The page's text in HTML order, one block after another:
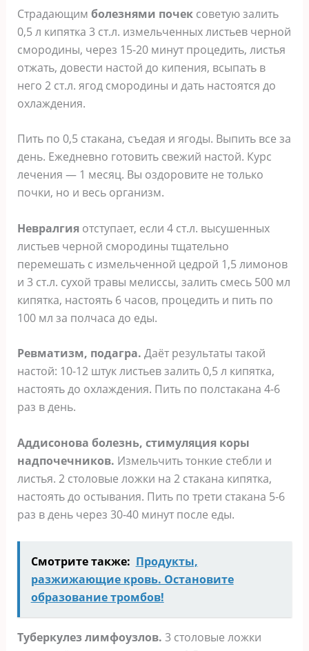
Страдающим болезнями почексоветую залить
0,5 л кипятка 3 ст.л. измельченных листьев черной
смородины, через 15-20 минут процедить, листья
отжать, довести настой до кипения, всыпать в
него 2 ст.л. ягод смородины и дать настоятся до
охлаждения.
Пить по 0,5 стакана, съедая и ягоды. Выпить все за
день. Ежедневно готовить свежий настой. Курс
лечения — 1 месяц. Вы оздоровите не только
почки, но и весь организм.
Невралгияотступает, если 4 ст.л. высушенных
листьев черной смородины тщательно
перемешать с измельченной цедрой 1,5 лимонов
и 3 ст.л. сухой травы мелиссы, залить смесь 500 мл
кипятка, настоять 6 часов, процедить и пить по
100 мл за полчаса до еды.
Ревматизм, подагра. Даёт результаты такой
настой: 10-12 штук листьев залить 0,5 л кипятка,
настоять до охлаждения. Пить по полстакана 4-6
раз в день.
Аддисонова болезнь, стимуляция коры
надпочечников. Измельчить тонкие стебли и
листья. 2 столовые ложки на 2 стакана кипятка,
настоять до остывания. Пить по трети стакана 5-6
раз в день через 30-40 минут после еды.
Смотрите также: Продукты,
разжижающие кровь. Остановите
образование тромбов!
Туберкулез лимфоузлов. 3 столовые ложки